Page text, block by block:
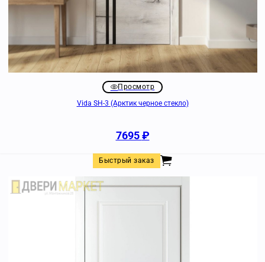
Просмотр
Vida SH-3 (Арктик черное стекло)
7695₽
Быстрый заказ